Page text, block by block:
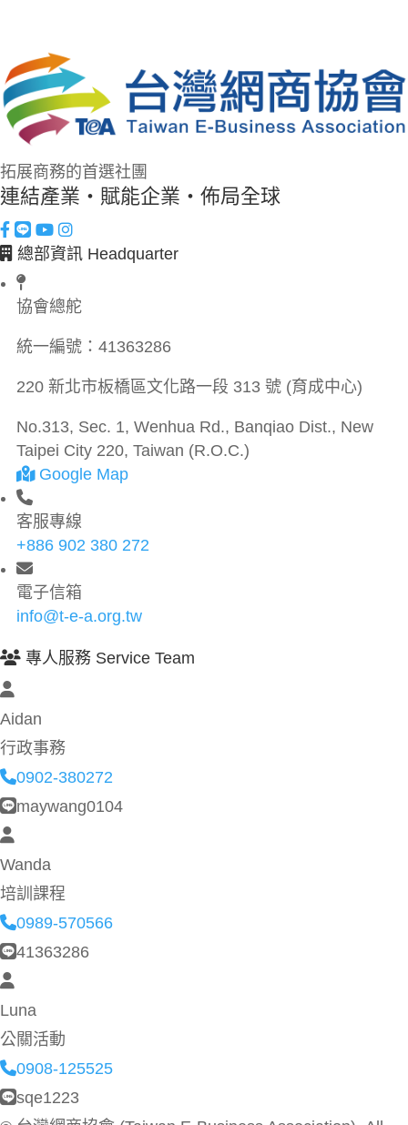
拓展商務的首選社團
連結產業・賦能企業・佈局全球
總部資訊 Headquarter
協會總舵
統一編號： 41363286
220 新北市板橋區文化路一段 313 號 (育成中心)
No.313, Sec. 1, Wenhua Rd., Banqiao Dist., New
Taipei City 220, Taiwan (R.O.C.)
Google Map
客服專線
+886 902 380 272
電子信箱
info@t-e-a.org.tw
專人服務 Service Team
Aidan
行政事務
0902-380272
maywang0104
Wanda
培訓課程
0989-570566
41363286
Luna
公關活動
0908-125525
sqe1223